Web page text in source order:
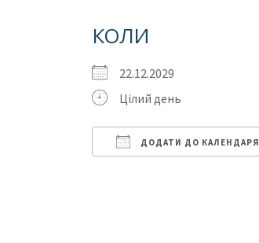
КОЛИ
22.12.2029
Цілий день
ДОДАТИ ДО КАЛЕНДАРЯ